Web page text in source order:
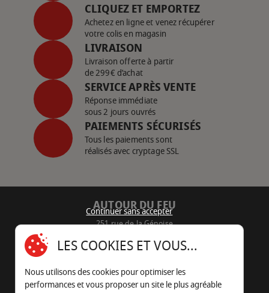
CLIQUEZ ET EMPORTEZ
Achetez en ligne et venez récupérer
votre colis en magasin
LIVRAISON
Livraison offerte à partir
de 299€ d’achat
SERVICE APRÈS VENTE
Réponse immédiate
sous 2 jours ouvrés
PAIEMENTS SÉCURISÉS
Tous les paiements sont
réalisés avec cryptage SSL
AUTOUR DU FEU
251 rue de la Génoise
05 45 22 98 09
Nous envoyer un e-mail
Continuer sans accepter
LES COOKIES ET VOUS...
Nous utilisons des cookies pour optimiser les
performances et vous proposer un site le plus agréable